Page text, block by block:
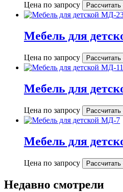
Цена по запросу
Мебель для
Цена по запросу
Мебель для
Цена по запросу
Мебель для
Цена по запросу
Недавно смотрели